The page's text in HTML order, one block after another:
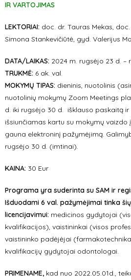
IR VARTOJIMAS
LEKTORIAI: doc. dr. Tauras Mekas,
Simona Stankevičiūtė, gyd. Valerijus
DATA/LAIKAS: 2024 m. rugsėjo 23 d. –
TRUKMĖ: 6 ak. val.
MOKYMŲ TIPAS: dieninis, nuotolinis
nuotolinių mokymų Zoom Meetings
d. iki rugsėjo 30 d. išklauso paskaitą
išsiunčiamas kartu su mokymų
gauna elektroninį pažymėjimą.
rugsėjo 30 d. (imtinai).
KAINA: 30 Eur
Programa yra suderinta su SAM ir
Išduodami 6 val. pažymėjimai tinka
licencijavimui: medicinos gydytojai
kvalifikacijos), vaistininkai (visos
vaistininko padėjėjai
kvalifikacijų gydytojai odontologai.
PRIMENAME, kad nuo 2022.05.01d.,